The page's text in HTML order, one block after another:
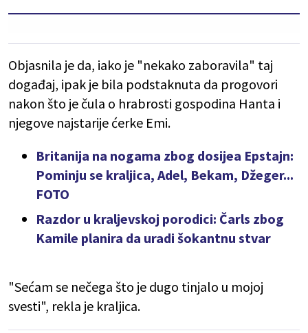
Objasnila je da, iako je "nekako zaboravila" taj
događaj, ipak je bila podstaknuta da progovori
nakon što je čula o hrabrosti gospodina Hanta i
njegove najstarije ćerke Emi.
Britanija na nogama zbog dosijea Epstajn:
Pominju se kraljica, Adel, Bekam, Džeger...
FOTO
Razdor u kraljevskoj porodici: Čarls zbog
Kamile planira da uradi šokantnu stvar
"Sećam se nečega što je dugo tinjalo u mojoj
svesti", rekla je kraljica.